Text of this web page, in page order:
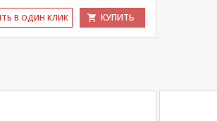
В ОДИН КЛИК КУПИТЬ